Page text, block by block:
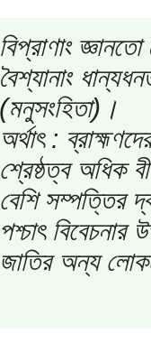
বিপ্রাণাং
বৈশ্যানাং
(মনুসংহিতা)।
অর্থাৎ :
শ্রেষ্ঠত্ব অধিক
বেশি সম্পত্তির
পশ্চাৎ
জাতির অন্য